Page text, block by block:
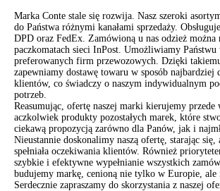
Marka Conte stale się rozwija. Nasz szeroki
do Państwa różnymi kanałami sprzedaży.
DPD oraz FedEx. Zamówioną u nas odzież można
paczkomatach sieci InPost. Umożliwiamy Państwu
preferowanych firm przewozowych. Dzięki
zapewniamy dostawę towaru w sposób najbardziej
klientów, co świadczy o naszym indywidualnym
potrzeb.
Reasumując, ofertę naszej marki kierujemy przede
aczkolwiek produkty pozostałych marek, które
ciekawą propozycją zarówno dla Panów, jak i
Nieustannie doskonalimy naszą ofertę, starając się,
spełniała oczekiwania klientów. Również
szybkie i efektywne wypełnianie wszystkich
budujemy markę, cenioną nie tylko w Europie, ale
Serdecznie zapraszamy do skorzystania z naszej